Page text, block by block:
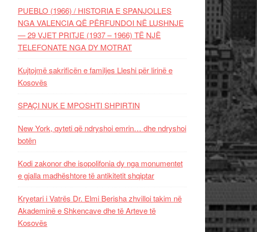
PUEBLO (1966) / HISTORIA E SPANJOLLES
NGA VALENCIA QË PËRFUNDOI NË LUSHNJE
— 29 VJET PRITJE (1937 – 1966) TË NJË
TELEFONATE NGA DY MOTRAT
Kujtojmë sakrificën e familjes Lleshi për lirinë e
Kosovës
SPAÇI NUK E MPOSHTI SHPIRTIN
New York, qyteti që ndryshoi emrin… dhe ndryshoi
botën
Kodi zakonor dhe isopolifonia dy nga monumentet
e gjalla madhështore të antikitetit shqiptar
Kryetari i Vatrës Dr. Elmi Berisha zhvilloi takim në
Akademinë e Shkencave dhe të Arteve të
Kosovës